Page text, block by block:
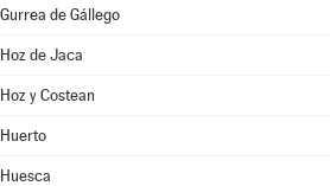
Gurrea de Gállego
Hoz de Jaca
Hoz y Costean
Huerto
Huesca